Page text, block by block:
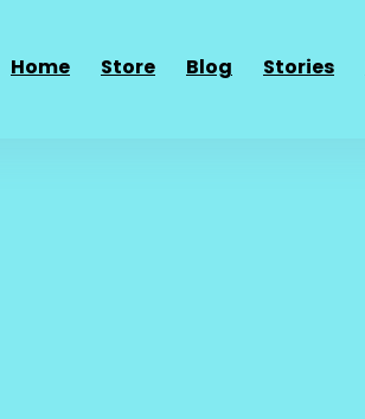
Home Store Blog Stories